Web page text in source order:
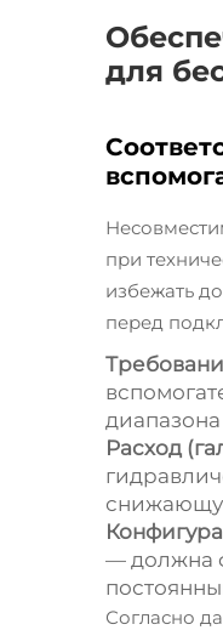
для
при
избежать
перед
Расход
— должна
Согласно